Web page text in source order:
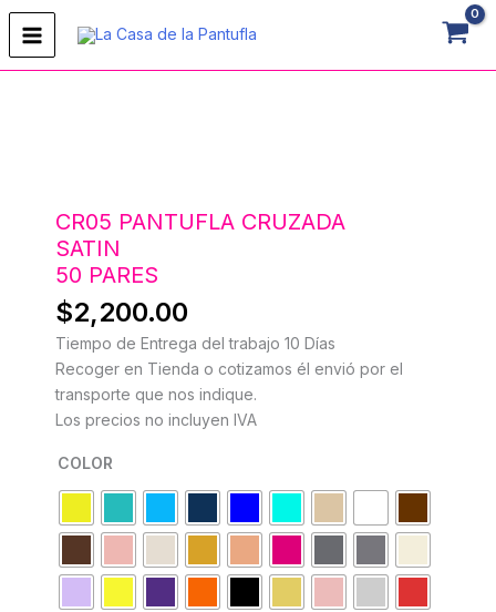
contenido
CR05 PANTUFLA CRUZADA
SATIN
50 PARES
$2,200.00
Tiempo de Entrega del trabajo 10 Días
Recoger en Tienda o cotizamos él envió por el
transporte que nos indique.
Los precios no incluyen IVA
COLOR
PARES
cantidad